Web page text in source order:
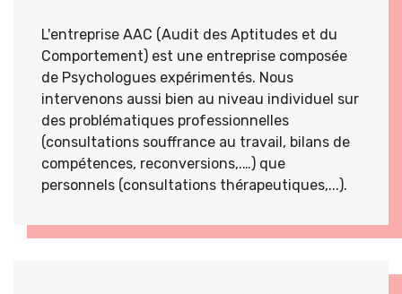
L'entreprise AAC (Audit des Aptitudes et du
Comportement) est une entreprise composée
de Psychologues expérimentés. Nous
intervenons aussi bien au niveau individuel sur
des problématiques professionnelles
(consultations souffrance au travail, bilans de
compétences, reconversions,.…) que
personnels (consultations thérapeutiques,...).